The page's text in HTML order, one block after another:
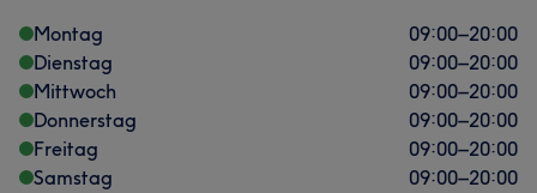
Montag
09:00–20:00
Dienstag
09:00–20:00
Mittwoch
09:00–20:00
Donnerstag
09:00–20:00
Freitag
09:00–20:00
Samstag
09:00–20:00